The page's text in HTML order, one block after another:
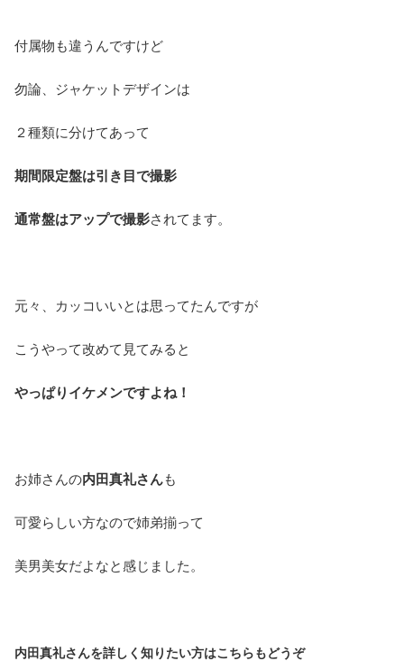
付属物も違うんですけど
勿論、ジャケットデザインは
２種類に分けてあって
期間限定盤は引き目で撮影
通常盤はアップで撮影されてます。
元々、カッコいいとは思ってたんですが
こうやって改めて見てみると
やっぱりイケメンですよね！
お姉さんの内田真礼さんも
可愛らしい方なので姉弟揃って
美男美女だよなと感じました。
内田真礼さんを詳しく知りたい方はこちらもどうぞ